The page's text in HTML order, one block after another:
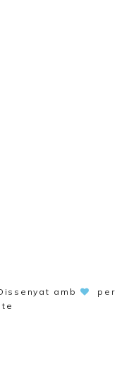
Dissenyat amb
per